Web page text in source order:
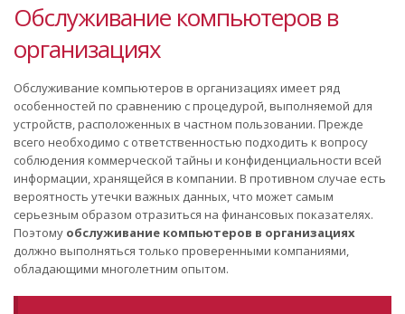
Обслуживание компьютеров в
организациях
Обслуживание компьютеров в организациях имеет ряд
особенностей по сравнению с процедурой, выполняемой для
устройств, расположенных в частном пользовании. Прежде
всего необходимо с ответственностью подходить к вопросу
соблюдения коммерческой тайны и конфиденциальности всей
информации, хранящейся в компании. В противном случае есть
вероятность утечки важных данных, что может самым
серьезным образом отразиться на финансовых показателях.
Поэтому обслуживание компьютеров в организациях
должно выполняться только проверенными компаниями,
обладающими многолетним опытом.